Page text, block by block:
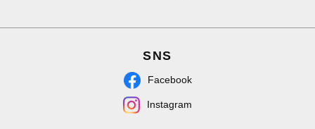
SNS
Facebook
Instagram